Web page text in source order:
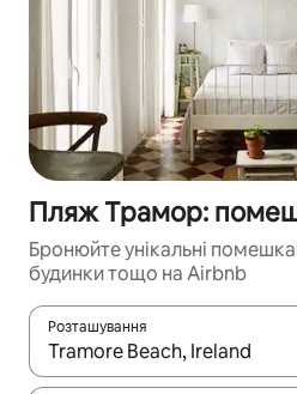
Пляж Трамор:
Бронюйте унікальні
будинки тощо на Airbnb
Розташування
Отримавши результати пошуку,